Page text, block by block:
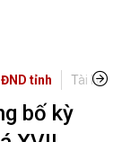
tỉnh Tài liệu
bố kỳ